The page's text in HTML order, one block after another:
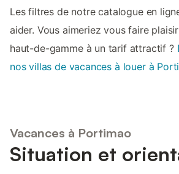
Les filtres de notre catalogue en
aider. Vous aimeriez vous faire
haut-de-gamme à un tarif attractif ?
nos villas de vacances à louer à
Vacances à Portimao
Situation et